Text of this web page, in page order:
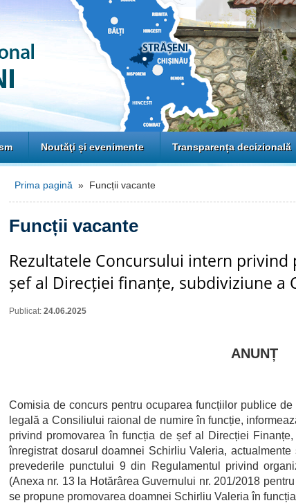
Noutăţi și evenimente Transparența decizională
Prima pagină » Funcții vacante
Funcții vacante
Rezultatele Concursului intern
șef al Direcției finanțe, subdiviziune a
Publicat: 24.06.2025
ANUNȚ
Comisia de concurs pentru ocuparea funcțiilor publice
legală a Consiliului raional de numire în funcție,
privind promovarea în funcția de șef al Direcției
înregistrat dosarul doamnei Schirliu Valeria,
prevederile punctului 9 din Regulamentul privind
(Anexa nr. 13 la Hotărârea Guvernului nr. 201/2018
se propune promovarea doamnei Schirliu Valeria în